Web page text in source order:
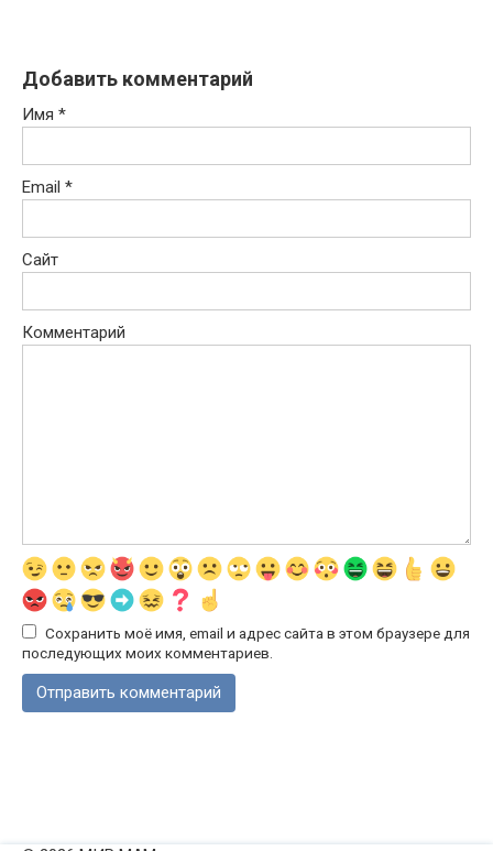
Добавить комментарий
Имя *
Email *
Сайт
Комментарий
Сохранить моё имя, email и адрес сайта в этом браузере для
последующих моих комментариев.